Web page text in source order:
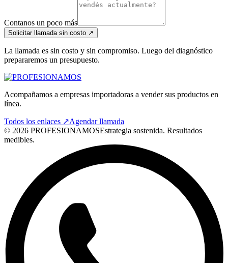
Contanos un poco más
Solicitar llamada sin costo ↗
La llamada es sin costo y sin compromiso. Luego del diagnóstico
prepararemos un presupuesto.
Acompañamos a empresas importadoras a vender sus productos en
línea.
Todos los enlaces ↗Agendar llamada
© 2026 PROFESIONAMOSEstrategia sostenida. Resultados
medibles.